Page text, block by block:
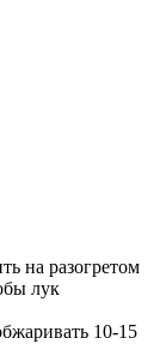
на разогретом
лук
10-15